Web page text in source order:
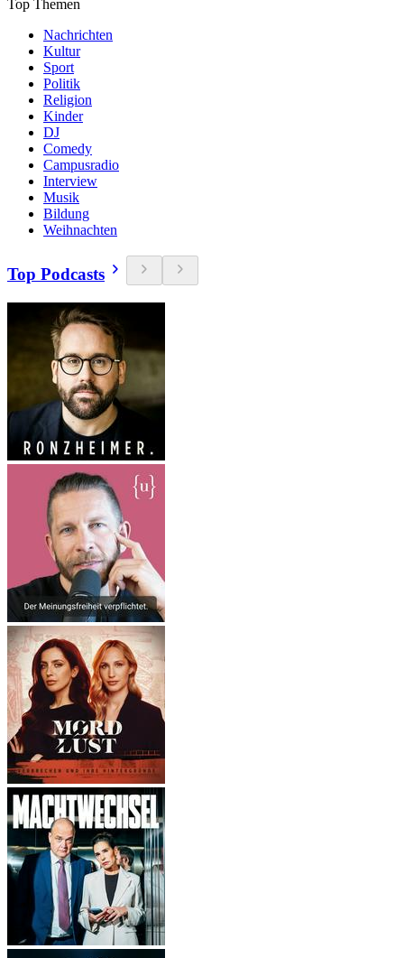
Top Themen
Nachrichten
Kultur
Sport
Politik
Religion
Kinder
DJ
Comedy
Campusradio
Interview
Musik
Bildung
Weihnachten
Top Podcasts